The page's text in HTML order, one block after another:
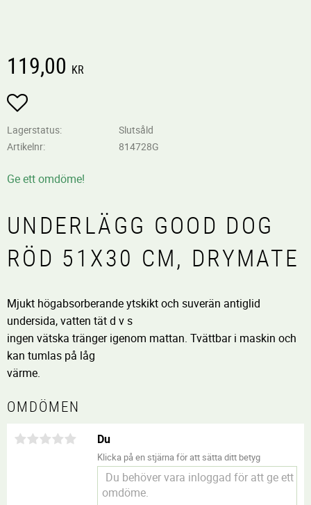
119,00 KR
Lägg till i favoriter
Lagerstatus
Slutsåld
Artikelnr
814728G
Ge ett omdöme!
UNDERLÄGG GOOD DOG
RÖD 51X30 CM, DRYMATE
Mjukt högabsorberande ytskikt och suverän antiglid
undersida, vatten tät d v s
ingen vätska tränger igenom mattan. Tvättbar i maskin och
kan tumlas på låg
värme.
OMDÖMEN
Du
Klicka på en stjärna för att sätta ditt betyg